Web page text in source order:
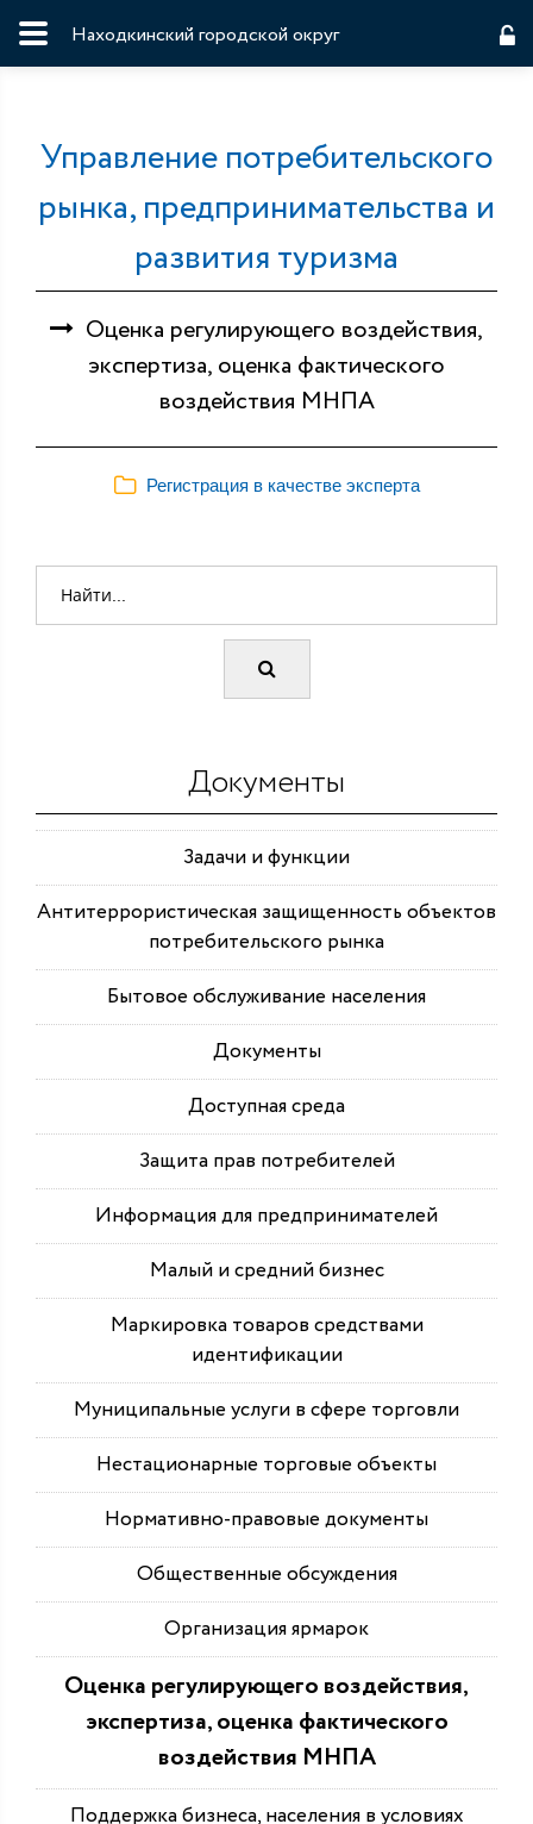
Находкинский городской округ
Управление потребительского
рынка, предпринимательства и
развития туризма
Оценка регулирующего воздействия,
экспертиза, оценка фактического
воздействия МНПА
Регистрация в качестве эксперта
Документы
Задачи и функции
Антитеррористическая защищенность объектов
потребительского рынка
Бытовое обслуживание населения
Документы
Доступная среда
Защита прав потребителей
Информация для предпринимателей
Малый и средний бизнес
Маркировка товаров средствами
идентификации
Муниципальные услуги в сфере торговли
Нестационарные торговые объекты
Нормативно-правовые документы
Общественные обсуждения
Организация ярмарок
Оценка регулирующего воздействия,
экспертиза, оценка фактического
воздействия МНПА
Поддержка бизнеса, населения в условиях